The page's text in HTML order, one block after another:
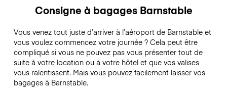
Consigne à bagages Barnstable
Vous venez tout juste d’arriver à l’aéroport de Barnstable et
vous voulez commencez votre journée ? Cela peut être
compliqué si vous ne pouvez pas vous présenter tout de
suite à votre location ou à votre hôtel et que vos valises
vous ralentissent. Mais vous pouvez facilement laisser vos
bagages à Barnstable.